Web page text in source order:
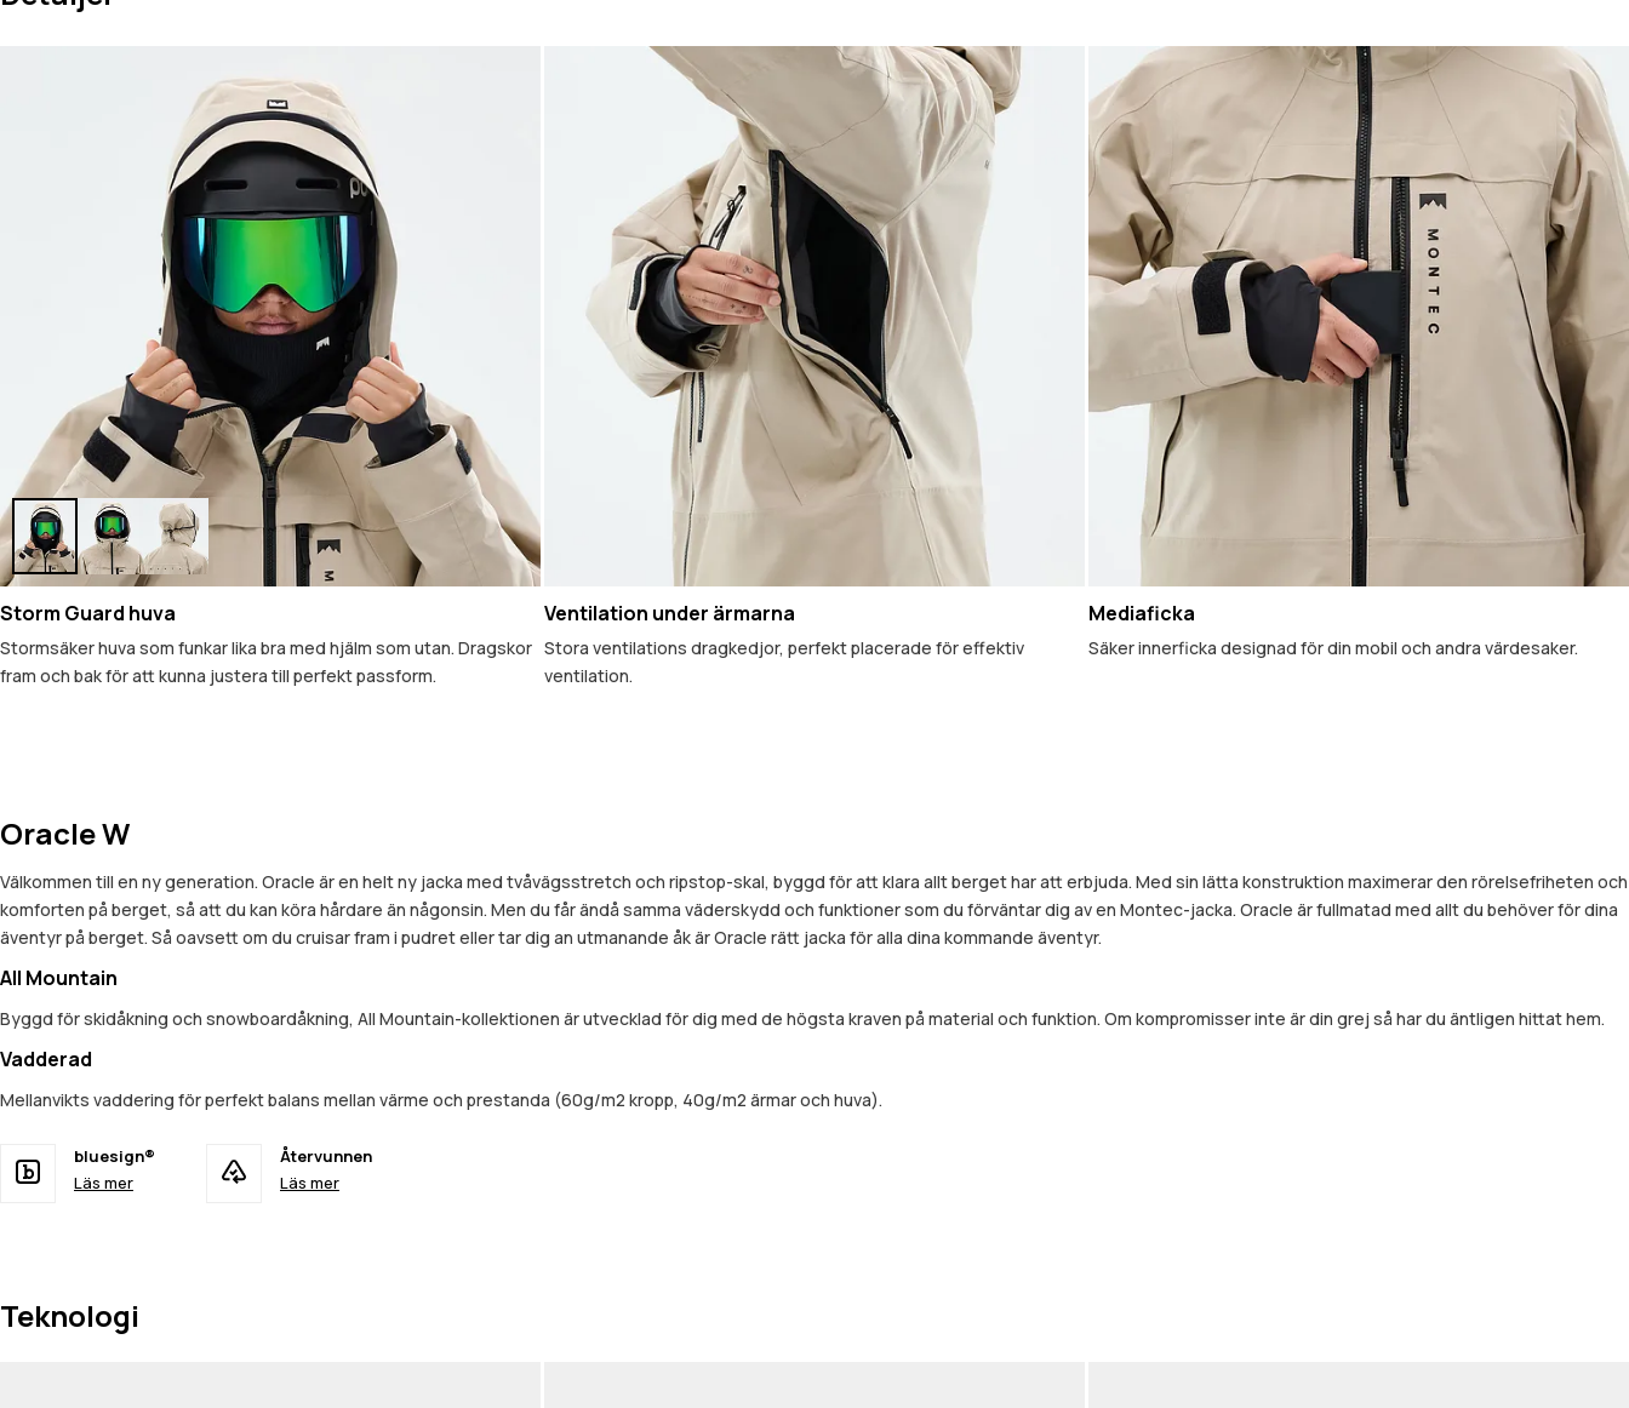
Storm Guard huva
Stormsäker huva som funkar lika bra med hjälm som utan. Dragskor
fram och bak för att kunna justera till perfekt passform.
Ventilation under ärmarna
Stora ventilations dragkedjor, perfekt placerade för effektiv
ventilation.
Mediaficka
Säker innerficka designad för din mobil och andra värdesaker.
Oracle W
Välkommen till en ny generation. Oracle är en helt ny jacka med tvåvägsstretch och ripstop-skal, byggd för att klara allt berget har att erbjuda. Med sin lätta konstruktion maximerar den rörelsefriheten och
komforten på berget, så att du kan köra hårdare än någonsin. Men du får ändå samma väderskydd och funktioner som du förväntar dig av en Montec-jacka. Oracle är fullmatad med allt du behöver för dina
äventyr på berget. Så oavsett om du cruisar fram i pudret eller tar dig an utmanande åk är Oracle rätt jacka för alla dina kommande äventyr.
All Mountain
Byggd för skidåkning och snowboardåkning, All Mountain-kollektionen är utvecklad för dig med de högsta kraven på material och funktion. Om kompromisser inte är din grej så har du äntligen hittat hem.
Vadderad
Mellanvikts vaddering för perfekt balans mellan värme och prestanda (60g/m2 kropp, 40g/m2 ärmar och huva).
bluesign®
Läs mer
Återvunnen
Läs mer
Teknologi